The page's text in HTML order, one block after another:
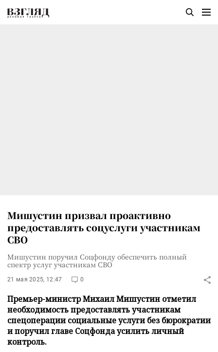
Мишустин призвал проактивно
предоставлять соцуслуги участникам
СВО
Мишустин поручил Соцфонду обеспечить полный
спектр услуг участникам СВО
21 мая 2025, 12:47 0
Премьер-министр Михаил Мишустин отметил
необходимость предоставлять участникам
спецоперации социальные услуги без бюрократии
и поручил главе Соцфонда усилить личный
контроль.